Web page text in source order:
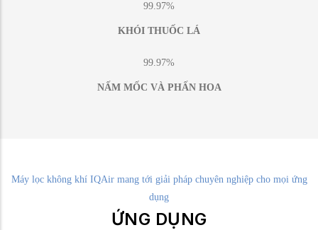
99.97%
KHÓI THUỐC LÁ
99.97%
NẤM MỐC VÀ PHẤN HOA
Máy lọc không khí IQAir mang tới giải pháp chuyên nghiệp cho mọi ứng
dụng
ỨNG DỤNG